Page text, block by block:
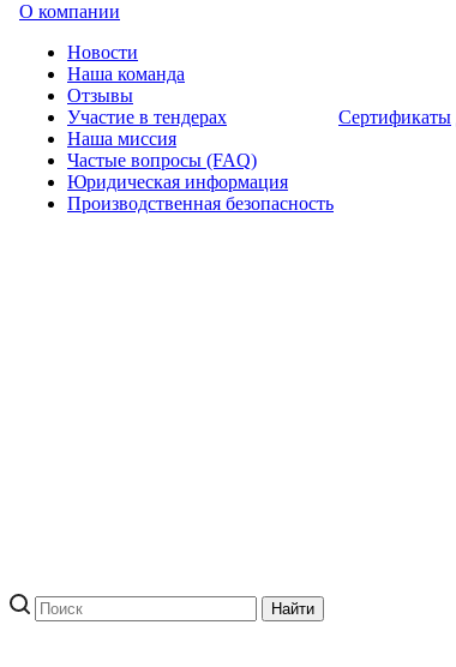
О компании
Новости
Наша команда
Отзывы
Участие в тендерах
Наша миссия
Частые вопросы (FAQ)
Юридическая информация
Производственная безопасность
Сертификаты